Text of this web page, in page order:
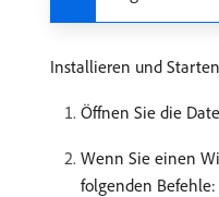
Installieren und
Öffnen Sie die
Wenn Sie einen
folgenden Befehle: